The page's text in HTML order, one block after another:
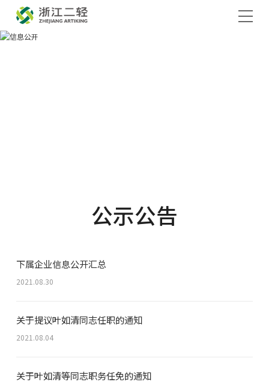
公示公告
下属企业信息公开汇总
2021.08.30
关于提议叶如清同志任职的通知
2021.08.04
关于叶如清等同志职务任免的通知